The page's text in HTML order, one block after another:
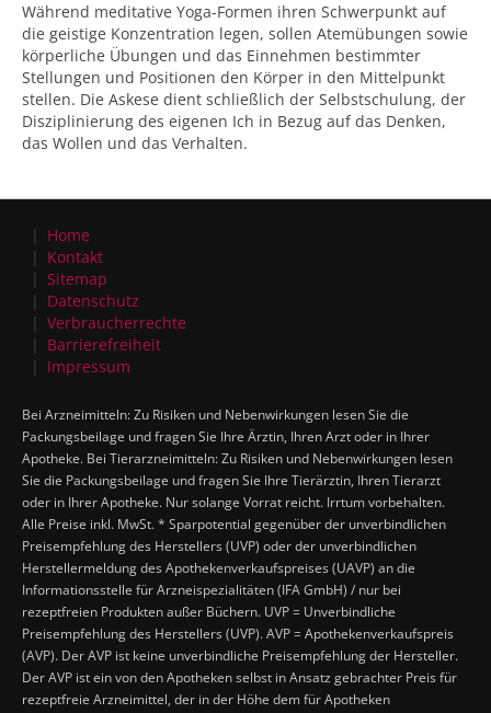
Während meditative Yoga-Formen ihren Schwerpunkt auf
die geistige Konzentration legen, sollen Atemübungen sowie
körperliche Übungen und das Einnehmen bestimmter
Stellungen und Positionen den Körper in den Mittelpunkt
stellen. Die Askese dient schließlich der Selbstschulung, der
Disziplinierung des eigenen Ich in Bezug auf das Denken,
das Wollen und das Verhalten.
Home
Kontakt
Sitemap
Datenschutz
Verbraucherrechte
Barrierefreiheit
Impressum
Bei Arzneimitteln: Zu Risiken und Nebenwirkungen lesen Sie die
Packungsbeilage und fragen Sie Ihre Ärztin, Ihren Arzt oder in Ihrer
Apotheke. Bei Tierarzneimitteln: Zu Risiken und Nebenwirkungen lesen
Sie die Packungsbeilage und fragen Sie Ihre Tierärztin, Ihren Tierarzt
oder in Ihrer Apotheke. Nur solange Vorrat reicht. Irrtum vorbehalten.
Alle Preise inkl. MwSt. * Sparpotential gegenüber der unverbindlichen
Preisempfehlung des Herstellers (UVP) oder der unverbindlichen
Herstellermeldung des Apothekenverkaufspreises (UAVP) an die
Informationsstelle für Arzneispezialitäten (IFA GmbH) / nur bei
rezeptfreien Produkten außer Büchern. UVP = Unverbindliche
Preisempfehlung des Herstellers (UVP). AVP = Apothekenverkaufspreis
(AVP). Der AVP ist keine unverbindliche Preisempfehlung der Hersteller.
Der AVP ist ein von den Apotheken selbst in Ansatz gebrachter Preis für
rezeptfreie Arzneimittel, der in der Höhe dem für Apotheken